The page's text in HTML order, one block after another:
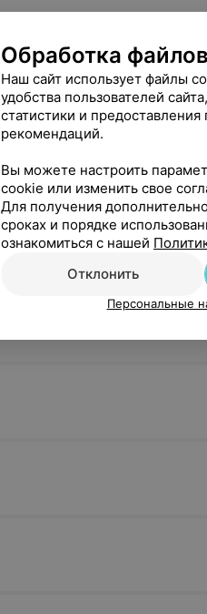
Обработка
Наш сайт использует файлы
удобства пользователей
статистики и
рекомендаций.
Вы можете настроить
cookie или изменить свое
Для получения
сроках и порядке
ознакомиться с нашей
Отклонить
Персональные